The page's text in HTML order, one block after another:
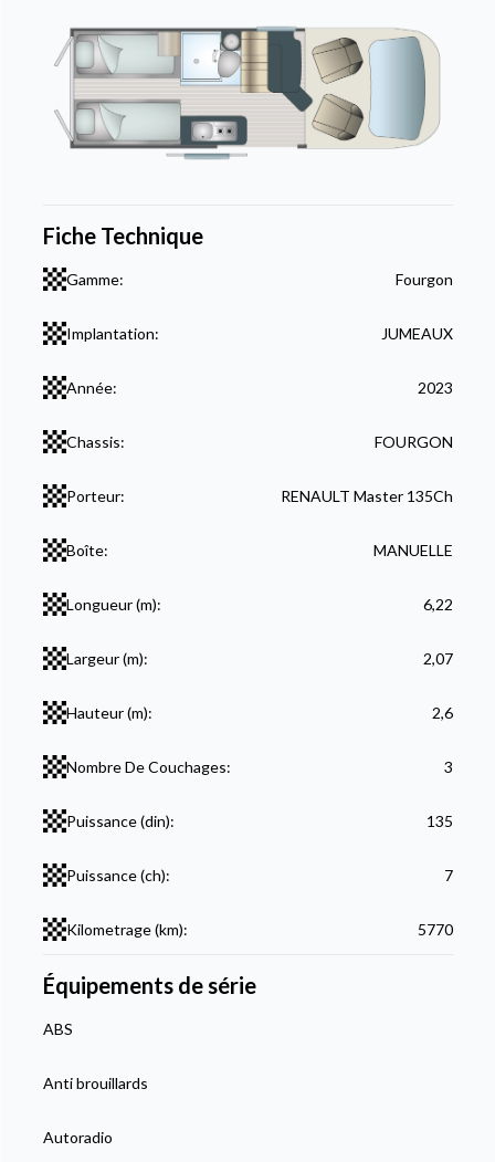
Fiche Technique
Gamme: Fourgon
Implantation: JUMEAUX
Année: 2023
Chassis: FOURGON
Porteur: RENAULT Master 135Ch
Boîte: MANUELLE
Longueur (m): 6,22
Largeur (m): 2,07
Hauteur (m): 2,6
Nombre De Couchages: 3
Puissance (din): 135
Puissance (ch): 7
Kilometrage (km): 5770
Équipements de série
ABS
Anti brouillards
Autoradio